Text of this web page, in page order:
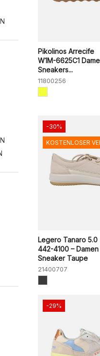
Pikolinos Arrecife
W1M-6625C1
Sneakers...
11800256
Legero Tanaro 5.0
442-4100 – Damen
Sneaker Taupe
21400707
-30%
KOSTENLOSER
-29%